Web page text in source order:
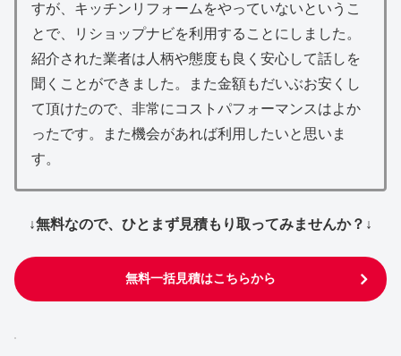
すが、キッチンリフォームをやっていないというこ
とで、リショップナビを利用することにしました。
紹介された業者は人柄や態度も良く安心して話しを
聞くことができました。また金額もだいぶお安くし
て頂けたので、非常にコストパフォーマンスはよか
ったです。また機会があれば利用したいと思いま
す。
↓無料なので、ひとまず見積もり取ってみませんか？↓
無料一括見積はこちらから